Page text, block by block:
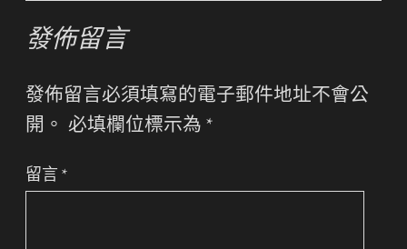
發佈留言
發佈留言必須填寫的電子郵件地址不會公
開。 必填欄位標示為 *
留言 *